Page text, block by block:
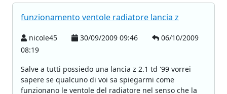
funzionamento ventole radiatore lancia z
nicole45 30/09/2009 09:46
06/10/2009
08:19
Salve a tutti possiedo una lancia z 2.1 td '99 vorrei
sapere se qualcuno di voi sa spiegarmi come
funzionano le ventole del radiatore nel senso che la